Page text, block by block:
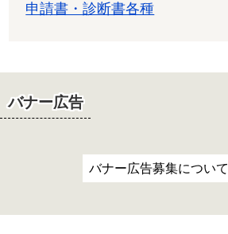
申請書・診断書各種
バナー広告
バナー広告募集について